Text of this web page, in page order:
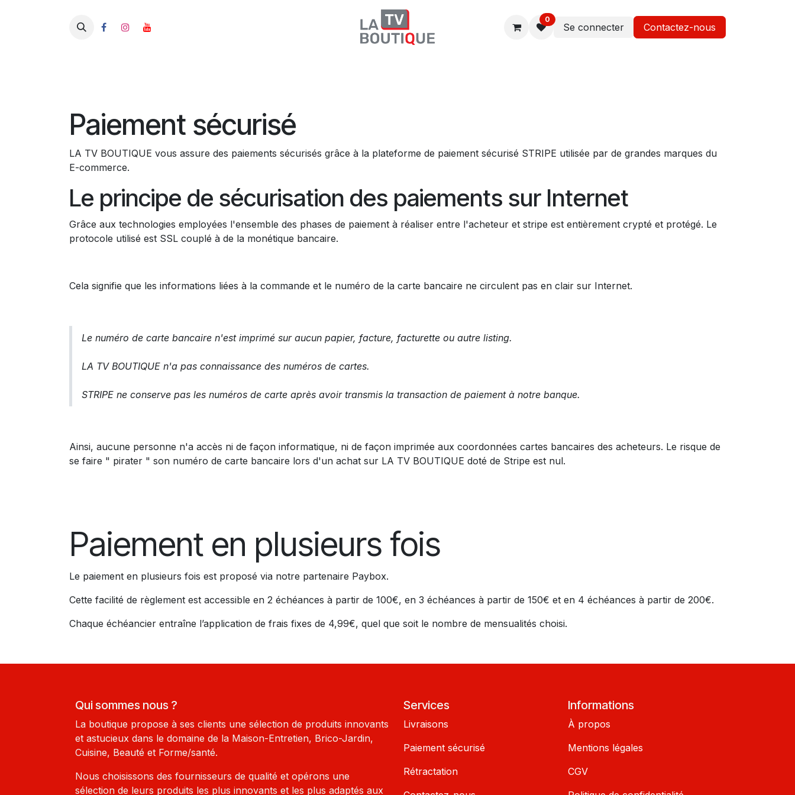
0
Se connecter Contactez-nous
Paiement sécurisé
LA TV BOUTIQUE vous assure des paiements sécurisés grâce à la plateforme de paiement sécurisé STRIPE utilisée par de grandes marques du
E-commerce.
Le principe de sécurisation des paiements sur Internet
Grâce aux technologies employées l'ensemble des phases de paiement à réaliser entre l'acheteur et stripe est entièrement crypté et protégé. Le
protocole utilisé est SSL couplé à de la monétique bancaire.
Cela signifie que les informations liées à la commande et le numéro de la carte bancaire ne circulent pas en clair sur Internet.
Le numéro de carte bancaire n'est imprimé sur aucun papier, facture, facturette ou autre listing.
LA TV BOUTIQUE n'a pas connaissance des numéros de cartes.
STRIPE ne conserve pas les numéros de carte après avoir transmis la transaction de paiement à notre banque.
Ainsi, aucune personne n'a accès ni de façon informatique, ni de façon imprimée aux coordonnées cartes bancaires des acheteurs. Le risque de
se faire " pirater " son numéro de carte bancaire lors d'un achat sur LA TV BOUTIQUE doté de Stripe est nul.
Paiement en plusieurs fois
Le paiement en plusieurs fois est proposé via notre partenaire Paybox.
Cette facilité de règlement est accessible en 2 échéances à partir de 100€, en 3 échéances à partir de 150€ et en 4 échéances à partir de 200€.
Chaque échéancier entraîne l’application de frais fixes de 4,99€, quel que soit le nombre de mensualités choisi.
Informations
À propos
Mentions légales
CGV
Services
Livraisons
Paiement sécurisé
Rétractation
Qui sommes nous ?
La boutique propose à ses clients une sélection de produits innovants
et astucieux dans le domaine de la Maison-Entretien, Brico-Jardin,
Cuisine, Beauté et Forme/santé.
Nous choisissons des fournisseurs de qualité et opérons une
sélection de leurs produits les plus innovants et les plus adaptés aux